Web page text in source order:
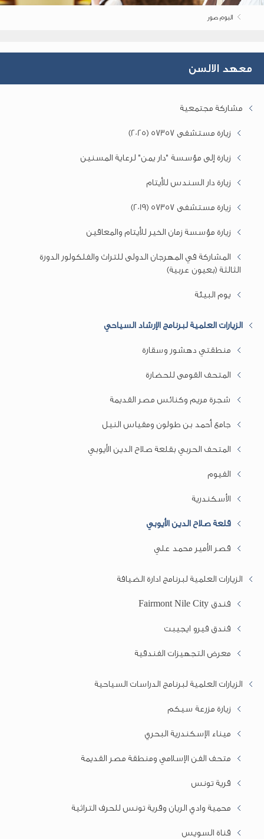
البوم صور
معهد الالسن
مشاركة مجتمعية
زيارة مستشفى 57357 (2025)
زيارة إلى مؤسسة "دار يمن" لرعاية المسنين
زيارة دار السندس للأيتام
زيارة مستشفى 57357 (2019)
زيارة مؤسسة زمان الخير للأيتام والمعاقين
المشاركة في المهرجان الدولى للتراث والفلكولور الدورة
الثالثة (بعيون عربية)
يوم البيئة
الزيارات العلمية لبرنامج الإرشاد السياحي
منطقتي دهشور وسقارة
المتحف القومى للحضارة
شجرة مريم وكنائس مصر القديمة
جامع أحمد بن طولون ومقياس النيل
المتحف الحربي بقلعة صلاح الدين الأيوبي
الفيوم
الأسكندرية
قلعة صلاح الدين الأيوبي
قصر الأمير محمد علي
الزيارات العلمية لبرنامج ادارة الضيافة
فندق Fairmont Nile City
فندق فيرو ايجيبت
معرض التجهيزات الفندقية
الزيارات العلمية لبرنامج الدراسات السياحية
زيارة مزرعة سيكم
ميناء الإسكندرية البحري
متحف الفن الإسلامي ومنطقة مصر القديمة
قرية تونس
محمية وادي الريان وقرية تونس للحرف التراثية
قناة السويس